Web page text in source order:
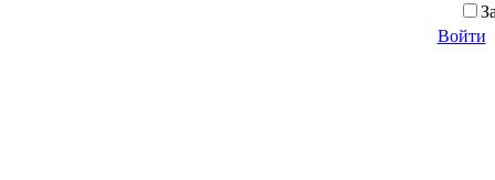
Войти